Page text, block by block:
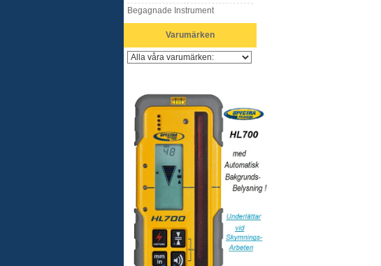
Begagnade Instrument
Varumärken